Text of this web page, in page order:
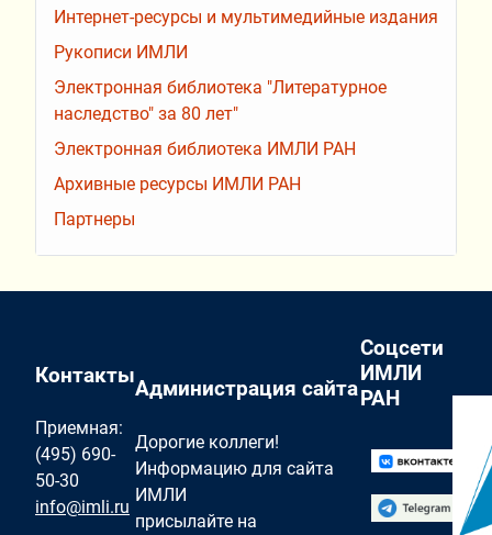
Интернет-ресурсы и мультимедийные издания
Рукописи ИМЛИ
Электронная библиотека "Литературное
наследство" за 80 лет"
Электронная библиотека ИМЛИ РАН
Архивные ресурсы ИМЛИ РАН
Партнеры
Контакты
Приемная:
(495) 690-
50-30
info@imli.ru
Администрация сайта
Дорогие коллеги!
Информацию для сайта
ИМЛИ
присылайте на
Соцсети
ИМЛИ
РАН